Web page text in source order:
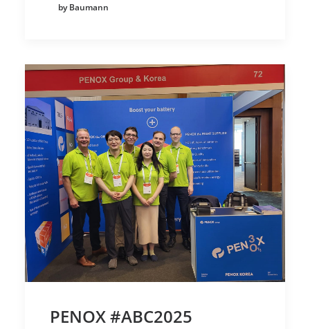
by Baumann
PENOX #ABC2025